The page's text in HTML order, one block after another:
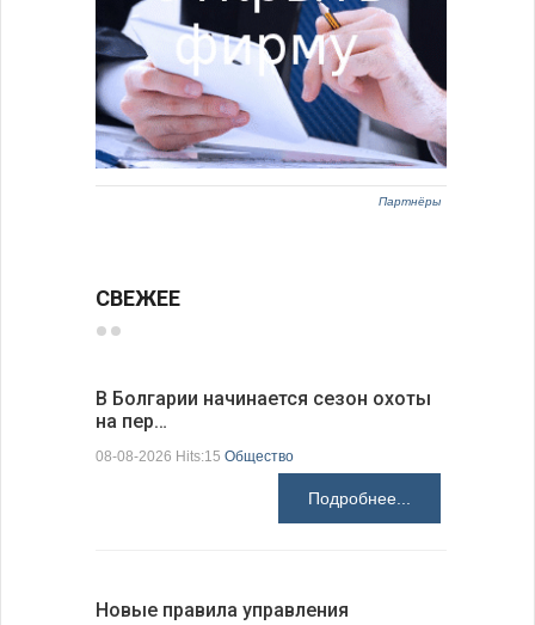
Партнёры
СВЕЖЕЕ
В Болгарии начинается сезон охоты
на пер…
08-08-2026 Hits:15 Общество
Подробнее...
Новые правила управления